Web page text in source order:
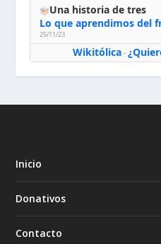
Una historia de tres
Lo que aprendimos del
25/11/23
Wikitólica·
Inicio
Donativos
Contacto